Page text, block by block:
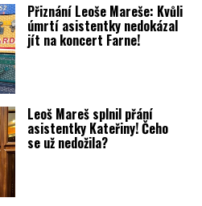
Přiznání Leoše Mareše: Kvůli
úmrtí asistentky nedokázal
jít na koncert Farne!
Leoš Mareš splnil přání
asistentky Kateřiny! Čeho
se už nedožila?